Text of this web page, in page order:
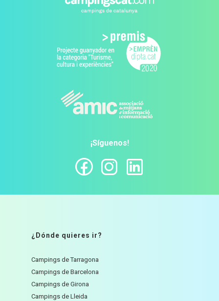
¡Síguenos!
¿Dónde quieres ir?
Campings de Tarragona
Campings de Barcelona
Campings de Girona
Campings de Lleida